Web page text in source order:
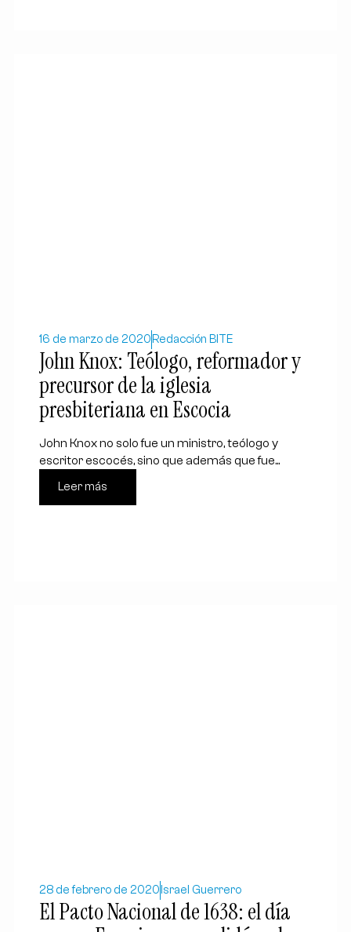
16 de marzo de 2020 Redacción BITE
John Knox: Teólogo, reformador y
precursor de la iglesia
presbiteriana en Escocia
John Knox no solo fue un ministro, teólogo y
escritor escocés, sino que además que fue...
Leer más
28 de febrero de 2020 Israel Guerrero
El Pacto Nacional de 1638: el día